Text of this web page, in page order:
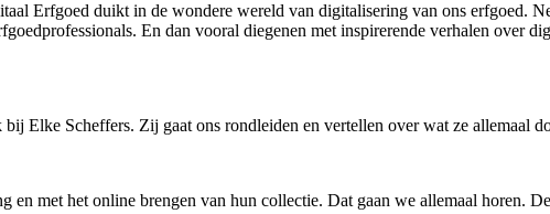
Erfgoed duikt in de wondere wereld van digitalisering van ons erfgoed.
En dan vooral diegenen met inspirerende verhalen over
Elke Scheffers. Zij gaat ons rondleiden en vertellen over wat ze allemaal
en met het online brengen van hun collectie. Dat gaan we allemaal horen.